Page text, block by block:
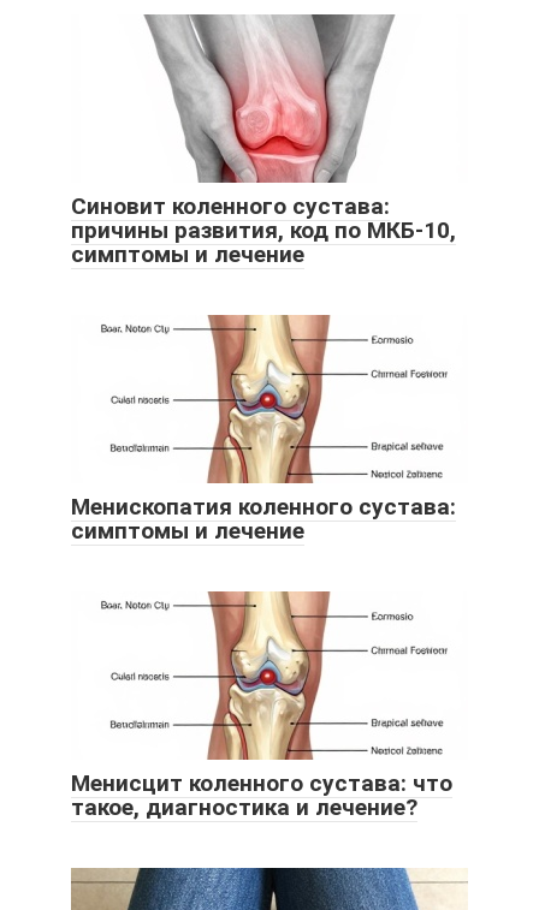
Синовит коленного сустава:
причины развития, код по МКБ-10,
симптомы и лечение
Менископатия коленного сустава:
симптомы и лечение
Менисцит коленного сустава: что
такое, диагностика и лечение?